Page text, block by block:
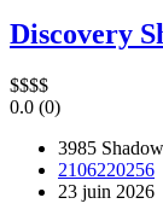
Discovery
$$$$
0.0 (0)
3985
2106220256
23 juin 2026